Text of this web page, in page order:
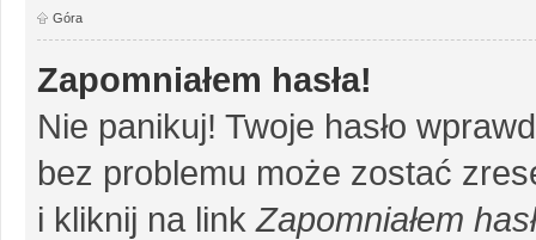
Góra
Zapomniałem hasła!
Nie panikuj! Twoje hasło
bez problemu może zostać
i kliknij na link Zapomniałem